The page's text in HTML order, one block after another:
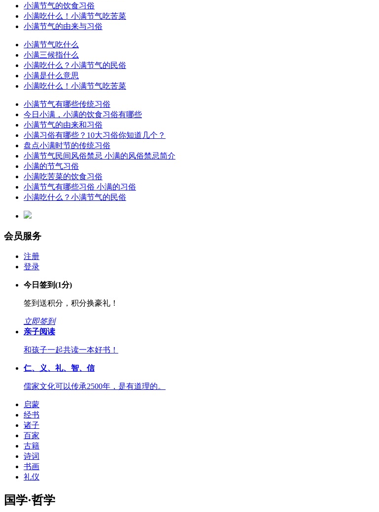
小满节气的饮食习俗
小满吃什么！小满节气吃苦菜
小满节气的由来与习俗
小满节气吃什么
小满三候指什么
小满吃什么？小满节气的民俗
小满是什么意思
小满吃什么！小满节气吃苦菜
小满节气有哪些传统习俗
今日小满，小满的饮食习俗有哪些
小满节气的由来和习俗
小满习俗有哪些？10大习俗你知道几个？
盘点小满时节的传统习俗
小满节气民间风俗禁忌 小满的风俗禁忌简介
小满的节气习俗
小满吃苦菜的饮食习俗
小满节气有哪些习俗 小满的习俗
小满吃什么？小满节气的民俗
会员服务
注册
登录
今日签到(1分)
签到送积分，积分换豪礼！
立即签到
亲子阅读
和孩子一起共读一本好书！
仁、义、礼、智、信
儒家文化可以传承2500年，是有道理的。
启蒙
经书
诸子
百家
古籍
诗词
书画
礼仪
国学·哲学